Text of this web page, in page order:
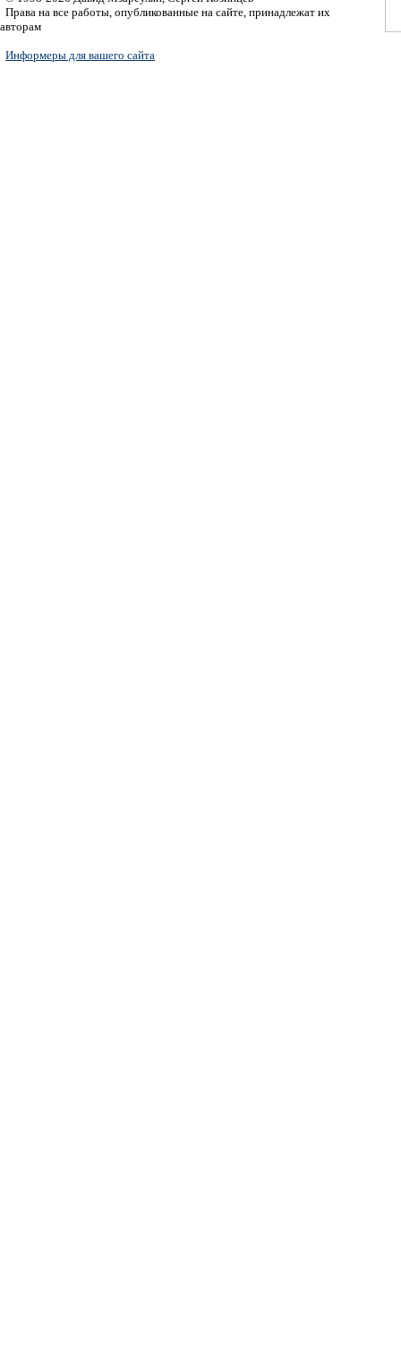
Права на все работы, опубликованные на сайте, принадлежат их
авторам
Информеры для вашего сайта